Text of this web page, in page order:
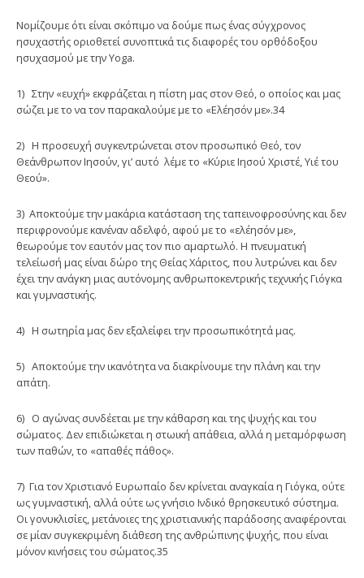
Νομίζουμε ότι είναι σκόπιμο να δούμε πως ένας σύγχρονος
ησυχαστής οριοθετεί συνοπτικά τις διαφορές του ορθόδοξου
ησυχασμού με την Yoga.
1) Στην «ευχή» εκφράζεται η πίστη μας στον Θεό, ο οποίος και μας
σώζει με το να τον παρακαλούμε με το «Ελέησόν με».34
2) Η προσευχή συγκεντρώνεται στον προσωπικό Θεό, τον
Θεάνθρωπον Ιησούν, γι’ αυτό λέμε το «Κύριε Ιησού Χριστέ, Υιέ του
Θεού».
3) Αποκτούμε την μακάρια κατάσταση της ταπεινοφροσύνης και δεν
περιφρονούμε κανέναν αδελφό, αφού με το «ελέησόν με»,
θεωρούμε τον εαυτόν μας τον πιο αμαρτωλό. Η πνευματική
τελείωσή μας είναι δώρο της Θείας Χάριτος, που λυτρώνει και δεν
έχει την ανάγκη μιας αυτόνομης ανθρωποκεντρικής τεχνικής Γιόγκα
και γυμναστικής.
4) Η σωτηρία μας δεν εξαλείφει την προσωπικότητά μας.
5) Αποκτούμε την ικανότητα να διακρίνουμε την πλάνη και την
απάτη.
6) Ο αγώνας συνδέεται με την κάθαρση και της ψυχής και του
σώματος. Δεν επιδιώκεται η στωική απάθεια, αλλά η μεταμόρφωση
των παθών, το «απαθές πάθος».
7) Για τον Χριστιανό Ευρωπαίο δεν κρίνεται αναγκαία η Γιόγκα, ούτε
ως γυ­μναστική, αλλά ούτε ως γνήσιο Ινδικό θρησκευτικό σύστημα.
Οι γονυκλισίες, μετάνοιες της χριστιανικής παράδοσης αναφέρονται
σε μίαν συγκεκριμένη διάθεση της ανθρώπινης ψυχής, που είναι
μόνον κινήσεις του σώματος.35